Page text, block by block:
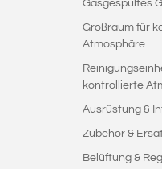
Gasgespültes
Großraum für
Atmosphäre
kontrollierte
Ausrüstung &
Zubehör &
Belüftung &